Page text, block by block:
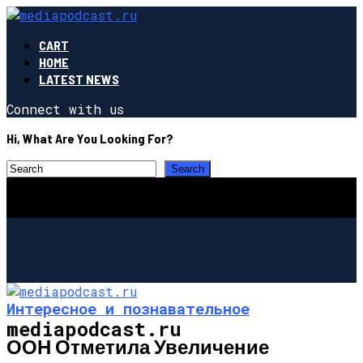
CART
HOME
LATEST NEWS
Connect with us
Hi, What Are You Looking For?
mediapodcast.ru
Интересное и познавательное
ООН Отметила Увеличение